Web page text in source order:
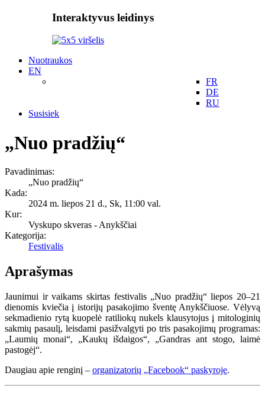
Interaktyvus leidinys
Nuotraukos
EN
FR
DE
RU
Susisiek
„Nuo pradžių“
Pavadinimas:
„Nuo pradžių“
Kada:
2024 m. liepos 21 d., Sk, 11:00 val.
Kur:
Vyskupo skveras - Anykščiai
Kategorija:
Festivalis
Aprašymas
Jaunimui ir vaikams skirtas festivalis „Nuo pradžių“ liepos 20–21
dienomis kviečia į istorijų pasakojimo šventę Anykščiuose. Vėlyvą
sekmadienio rytą kuopelė ratiliokų nukels klausytojus į mitologinių
sakmių pasaulį, leisdami pasižvalgyti po tris pasakojimų programas:
„Laumių monai“, „Kaukų išdaigos“, „Gandras ant stogo, laimė
pastogėj“.
Daugiau apie renginį – organizatorių „Facebook“ paskyroje.